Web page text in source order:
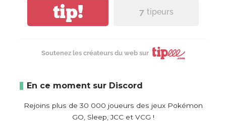
tip! 7 tipeurs
Soutenez les créateurs du web sur
En ce moment sur Discord
Rejoins plus de 30 000 joueurs des jeux Pokémon
GO, Sleep, JCC et VCG !